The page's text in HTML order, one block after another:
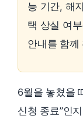
능 기간, 해
택 상실 여
안내를 함께
6월을 놓쳤을
신청 종료”인